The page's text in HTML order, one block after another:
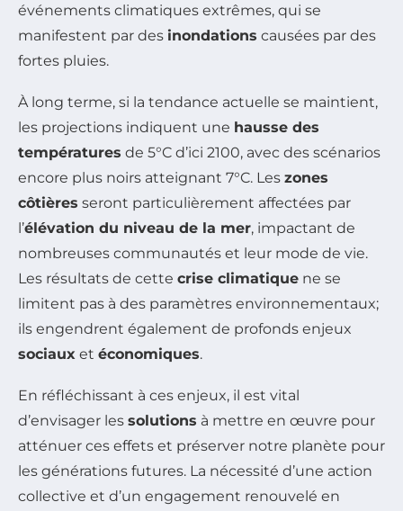
événements climatiques extrêmes, qui se
manifestent par des inondations causées par des
fortes pluies.
À long terme, si la tendance actuelle se maintient,
les projections indiquent une hausse des
températures de 5°C d’ici 2100, avec des scénarios
encore plus noirs atteignant 7°C. Les zones
côtières seront particulièrement affectées par
l’élévation du niveau de la mer, impactant de
nombreuses communautés et leur mode de vie.
Les résultats de cette crise climatique ne se
limitent pas à des paramètres environnementaux;
ils engendrent également de profonds enjeux
sociaux et économiques.
En réfléchissant à ces enjeux, il est vital
d’envisager les solutions à mettre en œuvre pour
atténuer ces effets et préserver notre planète pour
les générations futures. La nécessité d’une action
collective et d’un engagement renouvelé en